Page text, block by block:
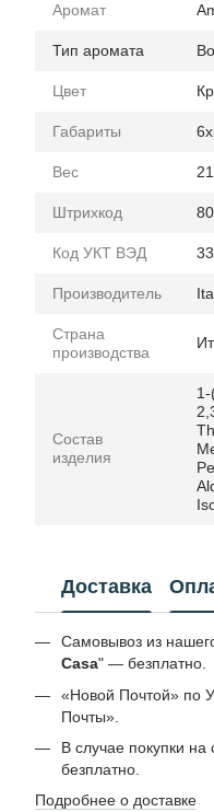
Аромат
Тип аромата
Цвет
Габариты
Вес
Штрихкод
Код УКТ ВЭД
Производитель
Страна
производства
Состав
изделия
Доставка
Самовывоз из
Casa" — безплатно.
«Новой Почтой» по
Почты».
В случае покупки
безплатно.
Подробнее о доставке